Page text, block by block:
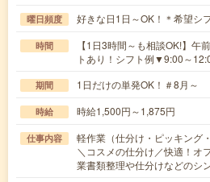
曜日頻度 好きな日1日～OK！＊希望シ
時間
【1日3時間～も相談OK!】午
トあり！シフト例▼9:00～
期間 1日だけの単発OK！＃8月～
時給 時給1,500円～1,875円
仕事内容
軽作業（仕分け・ピッキング
＼コスメの仕分け／快適！オ
業書類整理や仕分けなどのシ